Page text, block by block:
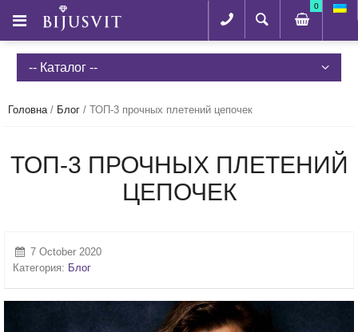
0
-- Каталог --
Головна/ Блог / ТОП-3 прочных плетений цепочек
ТОП-3 ПРОЧНЫХ ПЛЕТЕНИЙ
ЦЕПОЧЕК
7 October 2020
Категория: Блог